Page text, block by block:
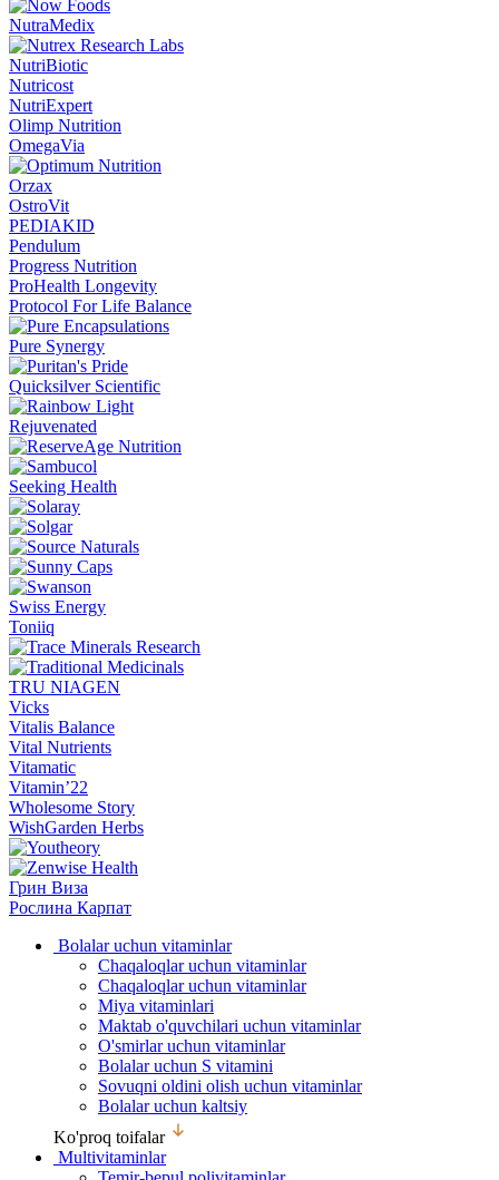
NutraMedix
NutriBiotic
Nutricost
NutriExpert
Olimp Nutrition
OmegaVia
Orzax
OstroVit
PEDIAKID
Pendulum
Progress Nutrition
ProHealth Longevity
Protocol For Life Balance
Pure Synergy
Quicksilver Scientific
Rejuvenated
Seeking Health
Swiss Energy
Toniiq
TRU NIAGEN
Vicks
Vitalis Balance
Vital Nutrients
Vitamatic
Vitamin’22
Wholesome Story
WishGarden Herbs
Грин Виза
Рослина Карпат
Bolalar uchun vitaminlar
Chaqaloqlar uchun vitaminlar
Chaqaloqlar uchun vitaminlar
Miya vitaminlari
Maktab o'quvchilari uchun vitaminlar
O'smirlar uchun vitaminlar
Bolalar uchun S vitamini
Sovuqni oldini olish uchun vitaminlar
Bolalar uchun kaltsiy
Ko'proq toifalar
Multivitaminlar